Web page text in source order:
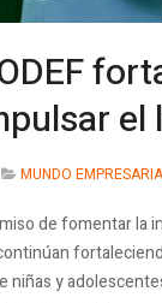
MUNDO
de fomentar la
niñas y